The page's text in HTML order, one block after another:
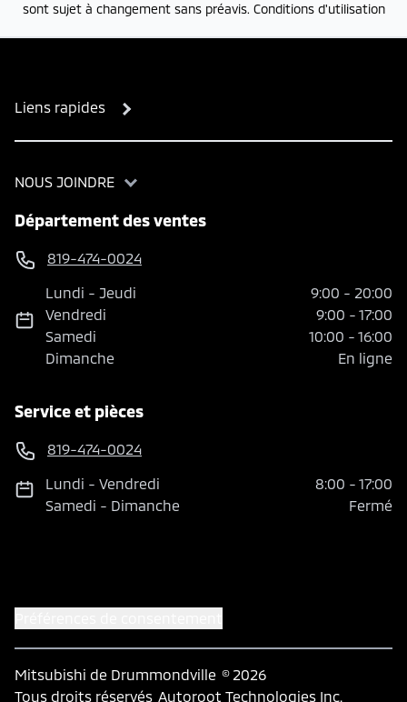
sont sujet à changement sans préavis. Conditions d'utilisation
Liens rapides
NOUS JOINDRE
Département des ventes
819-474-0024
Lundi - Jeudi 9:00 - 20:00
Vendredi
9:00 - 17:00
Samedi
10:00 - 16:00
Dimanche
En ligne
Service et pièces
819-474-0024
Lundi -Vendredi 8:00 - 17:00
Samedi - Dimanche Fermé
Mitsubishi de Drummondville © 2026
Tous droits réservés Autoroot Technologies Inc.